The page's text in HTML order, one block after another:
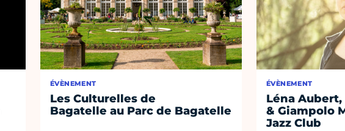
ÉVÈNEMENT
Les Culturelles de
Bagatelle au Parc de Bagatelle
ÉVÈNEMENT
Léna
& Giampolo
Jazz Club